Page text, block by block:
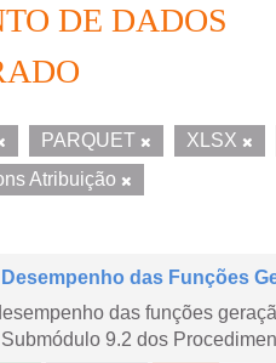
DE DADOS
PARQUET XLSX
Atribuição
das Funções
das funções
9.2 dos